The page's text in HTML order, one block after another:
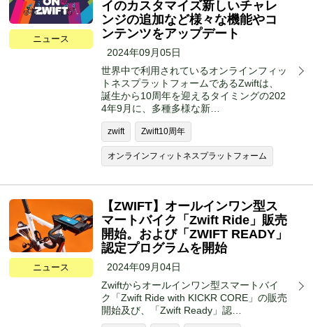
ニュース
イのカスタマイズ新しいチャレ
ンジの追加など様々な機能やコ
ンテンツをアップデート
2024年09月05日
世界中で利用されているオンラインフィッ
トネスプラットフォームであるZwiftは、
誕生から10周年を迎えるタイミングの202
4年9月に、多種多様な新…
zwift Zwift10周年
オンラインフィットネスプラットフォーム
ニュース
【ZWIFT】オールインワン型ス
マートバイク「Zwift Ride」販売
開始。および「ZWIFT READY」
認定プログラムを開始
2024年09月04日
Zwiftからオールインワン型スマートバイ
ク「Zwift Ride with KICKR CORE」の販売
開始及び、「Zwift Ready」認…